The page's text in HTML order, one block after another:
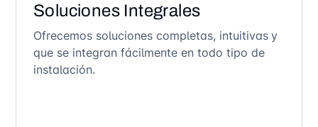
Soluciones Integrales
Ofrecemos soluciones completas, intuitivas y
que se integran fácilmente en todo tipo de
instalación.